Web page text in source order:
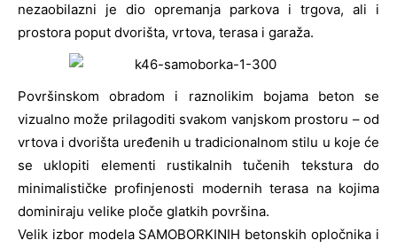
nezaobilazni je dio opremanja parkova i trgova, ali i
prostora poput dvorišta, vrtova, terasa i garaža.
Površinskom obradom i raznolikim bojama beton se
vizualno može prilagoditi svakom vanjskom prostoru – od
vrtova i dvorišta uređenih u tradicionalnom stilu u koje će
se uklopiti elementi rustikalnih tučenih tekstura do
minimalističke profinjenosti modernih terasa na kojima
dominiraju velike ploče glatkih površina.
Velik izbor modela SAMOBORKINIH betonskih opločnika i